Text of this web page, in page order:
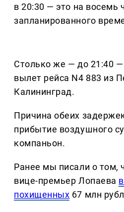
в 20:30 — это на восемь
запланированного
Столько же — до 21:40
вылет рейса N4 883 из
Калининград.
Причина обеих
прибытие воздушного
компаньон.
Ранее мы писали о том,
вице-премьер Лопаева
похищенных 67 млн